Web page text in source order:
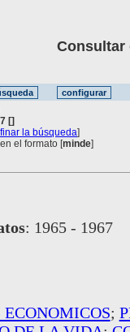
Consultar
[]
la búsqueda]
el formato [minde]
: 1965 - 1967
;